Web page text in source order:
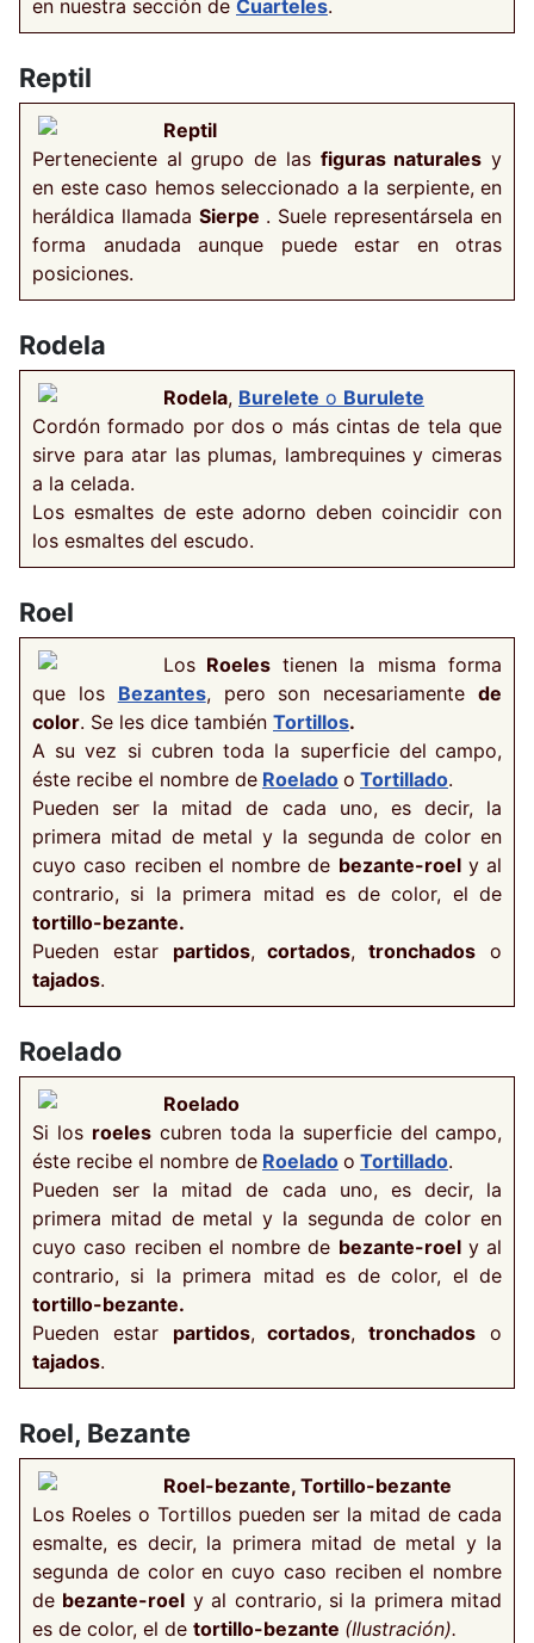
en nuestra sección de Cuarteles.
Reptil
Reptil
Perteneciente al grupo de las figuras naturales y
en este caso hemos seleccionado a la serpiente, en
heráldica llamada Sierpe . Suele representársela en
forma anudada aunque puede estar en otras
posiciones.
Rodela
Rodela, Burelete o Burulete
Cordón formado por dos o más cintas de tela que
sirve para atar las plumas, lambrequines y cimeras
a la celada.
Los esmaltes de este adorno deben coincidir con
los esmaltes del escudo.
Roel
Los Roeles tienen la misma forma
que los Bezantes, pero son necesariamentede
color. Se les dice también Tortillos.
A su vez si cubren toda la superficie del campo,
éste recibe el nombre de Roelado o Tortillado.
Pueden ser la mitad de cada uno, es decir, la
primera mitad de metal y la segunda de color en
cuyo caso reciben el nombre de bezante-roely al
contrario, si la primera mitad es de color, el de
tortillo-bezante.
Pueden estar partidos,cortados, tronchados o
tajados.
Roelado
Roelado
Si los roelescubren toda la superficie del campo,
éste recibe el nombre de Roelado o Tortillado.
Pueden ser la mitad de cada uno, es decir, la
primera mitad de metal y la segunda de color en
cuyo caso reciben el nombre de bezante-roely al
contrario, si la primera mitad es de color, el de
tortillo-bezante.
Pueden estar partidos,cortados, tronchados o
tajados.
Roel, Bezante
Roel-bezante, Tortillo-bezante
Los Roeles o Tortillos pueden ser la mitad de cada
esmalte, es decir, la primera mitad de metal y la
segunda de color en cuyo caso reciben el nombre
de bezante-roel y al contrario, si la primera mitad
es de color, el de tortillo-bezante (Ilustración).